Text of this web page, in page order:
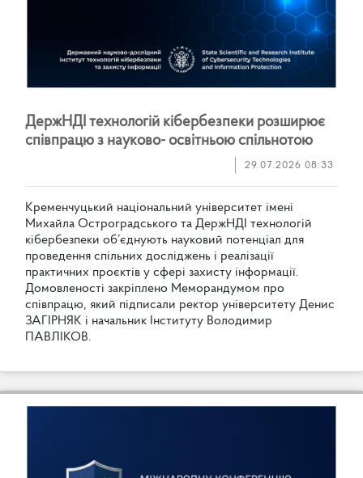
ДержНДІ технологій кібербезпеки розширює
співпрацю з науково- освітньою спільнотою
29.07.2026 08:33
Кременчуцький національний університет імені
Михайла Остроградського та ДержНД технологій
кібербезпеки об’єднують науковий потенціал для
проведення спільних досліджень і реалізації
практичних проєктів у сфері захисту інформації.
Домовленості закріплено Меморандумом про
співпрацю, який підписали ректор університету Денис
ЗА РНЯ К і начальник нституту Володимир
АВЛ КОВ.